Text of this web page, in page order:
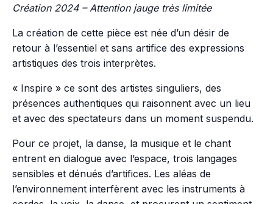
Création 2024 – Attention jauge très limitée
La création de cette pièce est née d’un désir de
retour à l’essentiel et sans artifice des expressions
artistiques des trois interprètes.
« Inspire » ce sont des artistes singuliers, des
présences authentiques qui raisonnent avec un lieu
et avec des spectateurs dans un moment suspendu.
Pour ce projet, la danse, la musique et le chant
entrent en dialogue avec l’espace, trois langages
sensibles et dénués d’artifices. Les aléas de
l’environnement interfèrent avec les instruments à